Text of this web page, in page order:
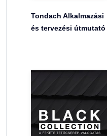
Tondach Alkalmazási
és tervezési útmutató